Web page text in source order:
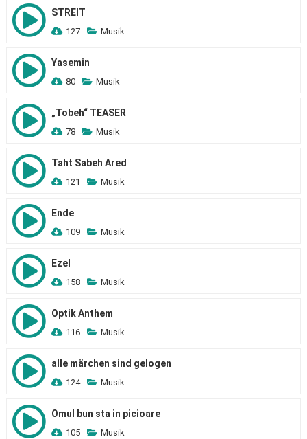
STREIT
127 Musik
Yasemin
80 Musik
„Tobeh“ TEASER
78 Musik
Taht Sabeh Ared
121 Musik
Ende
109 Musik
Ezel
158 Musik
Optik Anthem
116 Musik
alle märchen sind gelogen
124 Musik
Omul bun sta in picioare
105 Musik